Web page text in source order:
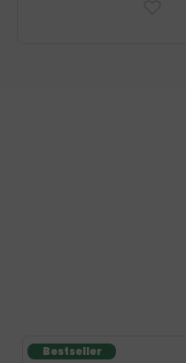
Bestseller